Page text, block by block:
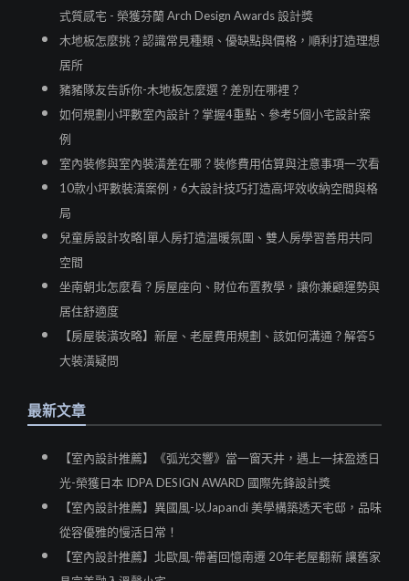
式質感宅 - 榮獲芬蘭 Arch Design Awards 設計獎
木地板怎麼挑？認識常見種類、優缺點與價格，順利打造理想
居所
豬豬隊友告訴你-木地板怎麼選？差別在哪裡？
如何規劃小坪數室內設計？掌握4重點、參考5個小宅設計案
例
室內裝修與室內裝潢差在哪？裝修費用估算與注意事項一次看
10款小坪數裝潢案例，6大設計技巧打造高坪效收納空間與格
局
兒童房設計攻略|單人房打造溫暖氛圍、雙人房學習善用共同
空間
坐南朝北怎麼看？房屋座向、財位布置教學，讓你兼顧運勢與
居住舒適度
【房屋裝潢攻略】新屋、老屋費用規劃、該如何溝通？解答5
大裝潢疑問
最新文章
【室內設計推薦】《弧光交響》當一窗天井，遇上一抹盈透日
光-榮獲日本 IDPA DESIGN AWARD 國際先鋒設計獎
【室內設計推薦】異國風-以Japandi 美學構築透天宅邸，品味
從容優雅的慢活日常！
【室內設計推薦】北歐風-帶著回憶南遷 20年老屋翻新 讓舊家